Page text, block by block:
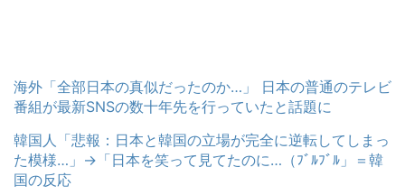
海外「全部日本の真似だったのか…」 日本の普通のテレビ
番組が最新SNSの数十年先を行っていたと話題に
韓国人「悲報：日本と韓国の立場が完全に逆転してしまっ
た模様…」→「日本を笑って見てたのに…（ﾌﾞﾙﾌﾞﾙ」＝韓
国の反応